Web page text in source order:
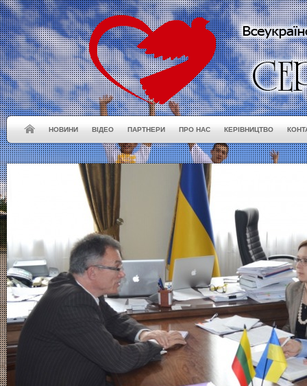
НОВИНИ ВІДЕО ПАРТНЕРИ ПРО НАС КЕРІВНИЦТВО